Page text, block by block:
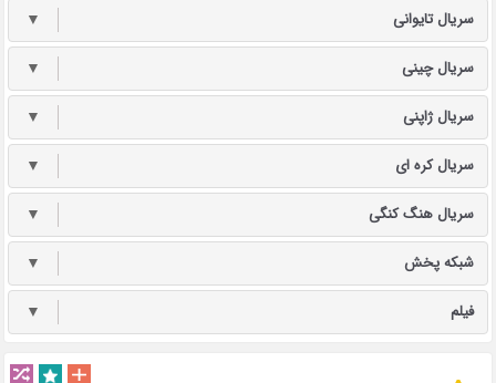
سریال تایوانی ▼
سریال چینی ▼
سریال ژاپنی ▼
سریال کره ای ▼
سریال هنگ کنگی ▼
شبکه پخش ▼
فیلم ▼